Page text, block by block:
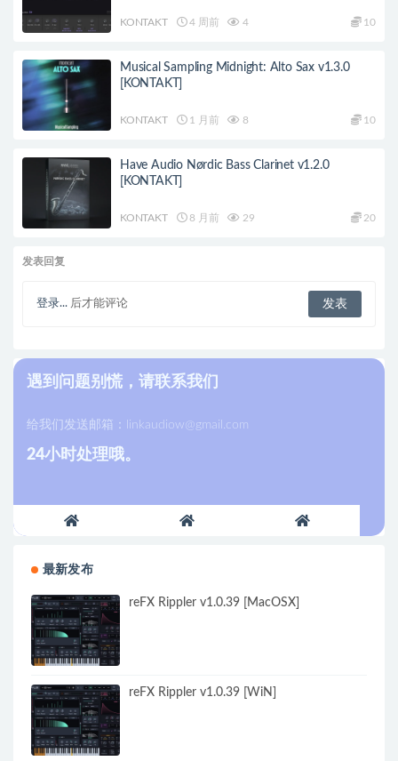
KONTAKT 4 周前 4 10
Musical Sampling Midnight: Alto Sax v1.3.0
[KONTAKT]
KONTAKT 1 月前 8 10
Have Audio Nørdic Bass Clarinet v1.2.0
[KONTAKT]
KONTAKT 8 月前 29 20
发表回复
登录... 后才能评论
遇到问题别慌，请联系我们
给我们发送邮箱： linkaudiow@gmail.com
24小时处理哦。
最新发布
reFX Rippler v1.0.39 [MacOSX]
reFX Rippler v1.0.39 [WiN]